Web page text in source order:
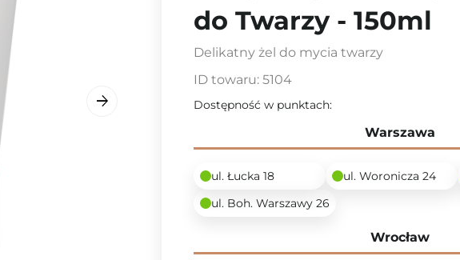
do Twarzy - 150ml
Delikatny żel do mycia twarzy
ID towaru: 5104
Dostępność w punktach:
Warszawa
ul. Łucka 18 ul. Woronicza 24
ul. Boh. Warszawy 26
Wrocław